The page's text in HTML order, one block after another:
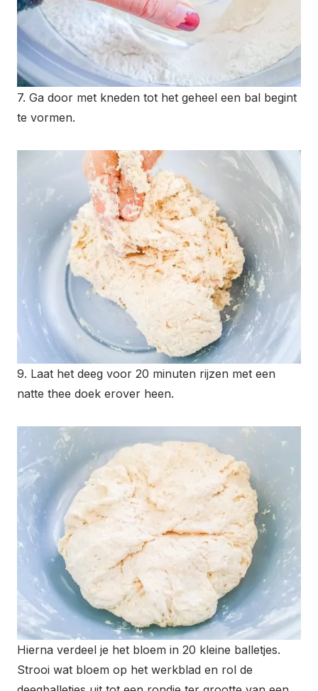
7. Ga door met kneden tot het geheel een bal begint
te vormen.
9. Laat het deeg voor 20 minuten rijzen met een
natte thee doek erover heen.
Hierna verdeel je het bloem in 20 kleine balletjes.
Strooi wat bloem op het werkblad en rol de